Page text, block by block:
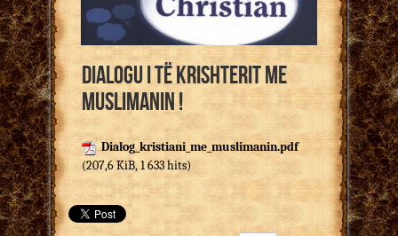
Dialogu i të Krishterit me
Muslimanin !
Dialog_kristiani_me_muslimanin.pdf
(207,6 KiB, 1 633 hits)